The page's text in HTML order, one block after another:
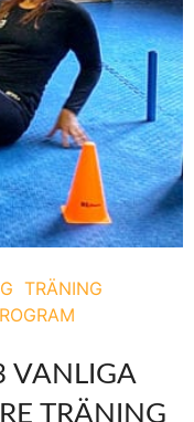
TRÄNING
VANLIGA
TRÄNING